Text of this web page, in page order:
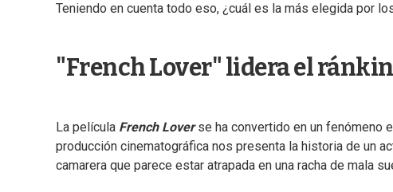
Teniendo en cuenta todo eso, ¿cuál es la más elegida por
"French Lover" lidera el
La película French Loverse ha convertido en un fenómeno
producción cinematográfica nos presenta la historia de un
camarera que parece estar atrapada en una racha de mala